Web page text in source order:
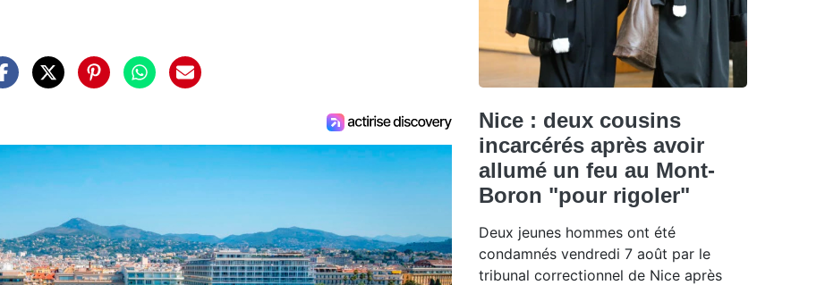
Nice : deux cousins
incarcérés après avoir
allumé un feu au Mont-
Boron "pour rigoler"
Deux jeunes hommes ont été
condamnés vendredi 7 août par le
tribunal correctionnel de Nice après